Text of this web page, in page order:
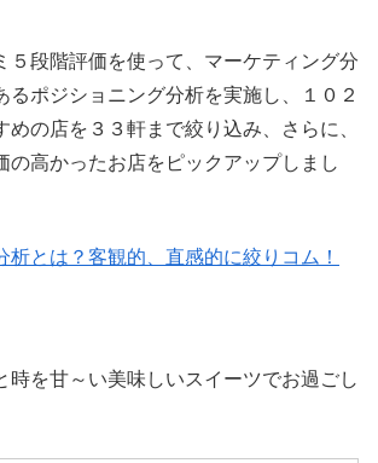
５段階評価を使って、マーケティング分
るポジショニング分析を実施し、１０２
めの店を３３軒まで絞り込み、さらに、
の高かったお店をピックアップしまし
析とは？客観的、直感的に絞りコム！
時を甘～い美味しいスイーツでお過ごし